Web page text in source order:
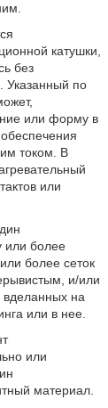
катушки,
без
Указанный по
или форму в
током. В
или
или более
более сеток
и/или
вделанных на
или в нее.
или
материал.